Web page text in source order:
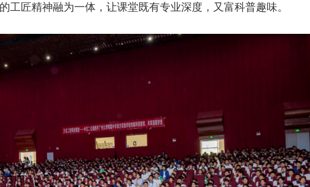
工匠精神融为一体，让课堂既有专业深度，又富科普趣味。